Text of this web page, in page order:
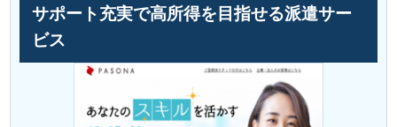
サポート充実で高所得を目指せる派遣サー
ビス